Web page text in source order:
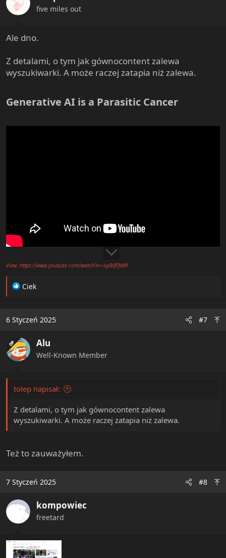
n
s
five miles out
Ale dno.
Z detalami, o tym jak gównocontent zalewa
wyszukiwarki. A może raczej zatapia niż zalewa.
Generative AI is a Parasitic Cancer​
View: https://www.youtube.com/watch?v=-opBifFfsMY
R
t
o
n
s
Ciek
6 Styczeń 2025 #7
OP Alu
Well-Known Member
tolep napisał:
Z detalami, o tym jak gównocontent zalewa
wyszukiwarki. A może raczej zatapia niż zalewa.
Też to zauważyłem.
7 Styczeń 2025 #8
kompowiec
freetard